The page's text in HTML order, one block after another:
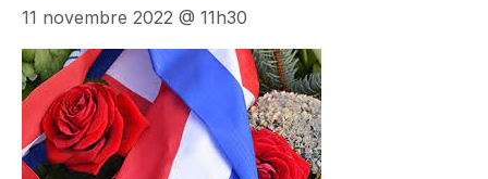
11 novembre 2022 @ 11h30